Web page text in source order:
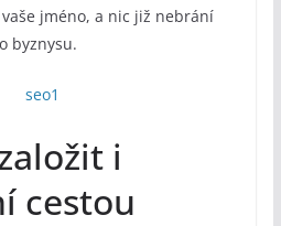
jméno, a nic již nebrání
byznysu.
i
cestou